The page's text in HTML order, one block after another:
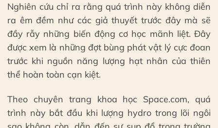
Nghiên cứu chỉ ra rằng quá trình này không diễn
ra êm đềm như các giả thuyết trước đây mà sẽ
đầy rẫy những biến động cơ học mãnh liệt. Đây
được xem là những đợt bùng phát vật lý cực đoan
trước khi nguồn năng lượng hạt nhân của thiên
thể hoàn toàn cạn kiệt.
Theo chuyên trang khoa học Space.com, quá
trình này bắt đầu khi lượng hydro trong lõi ngôi